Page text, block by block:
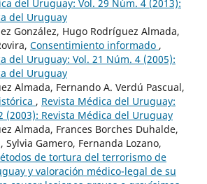
del Uruguay: Vol. 29 Núm. 4 (2013):
del Uruguay
González, Hugo Rodríguez Almada,
Consentimiento informado ,
del Uruguay: Vol. 21 Núm. 4 (2005):
del Uruguay
Almada, Fernando A. Verdú Pascual,
, Revista Médica del Uruguay:
(2003): Revista Médica del Uruguay
Almada, Frances Borches Duhalde,
Sylvia Gamero, Fernanda Lozano,
de tortura del terrorismo de
y valoración médico-legal de su